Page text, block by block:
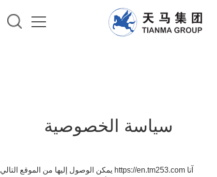
سياسة الخصوصية
آتا https://en.tm253.com يمكن الوصول إليها من الموقع التالي